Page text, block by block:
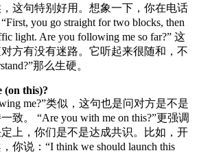
这句特别好用。想象一下，你在电话
you go straight for two blocks, then
light. Are you following me so far?” 这
方有没有迷路。它听起来很随和，不
那么生硬。
(on this)?
me?”类似，这句也是问对方是不是
致。 “Are you with me on this?”更强调
上，你们是不是达成共识。比如，开
你说：“I think we should launch this